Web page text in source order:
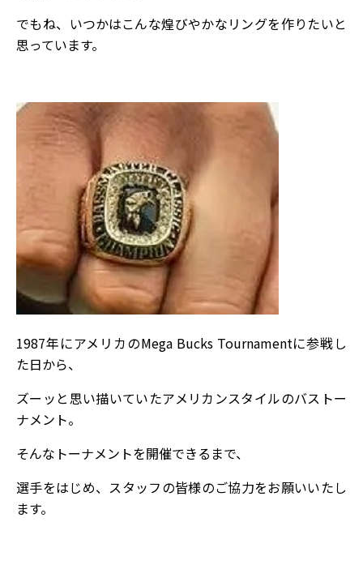
でもね、いつかはこんな煌びやかなリングを作りたいと
思っています。
1987年にアメリカのMega Bucks Tournamentに参戦し
た日から、
ズーッと思い描いていたアメリカンスタイルのバストー
ナメント。
そんなトーナメントを開催できるまで、
選手をはじめ、スタッフの皆様のご協力をお願いいたし
ます。